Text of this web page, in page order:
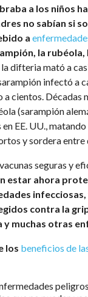
a los niños
no sabían si
a
la rubéola,
difteria mató a
infectó a
a cientos. Décadas
(sarampión
EE. UU.,
y sordera entre
seguras y
estar ahora
infecciosas,
contra la
y muchas otras
los beneficios de